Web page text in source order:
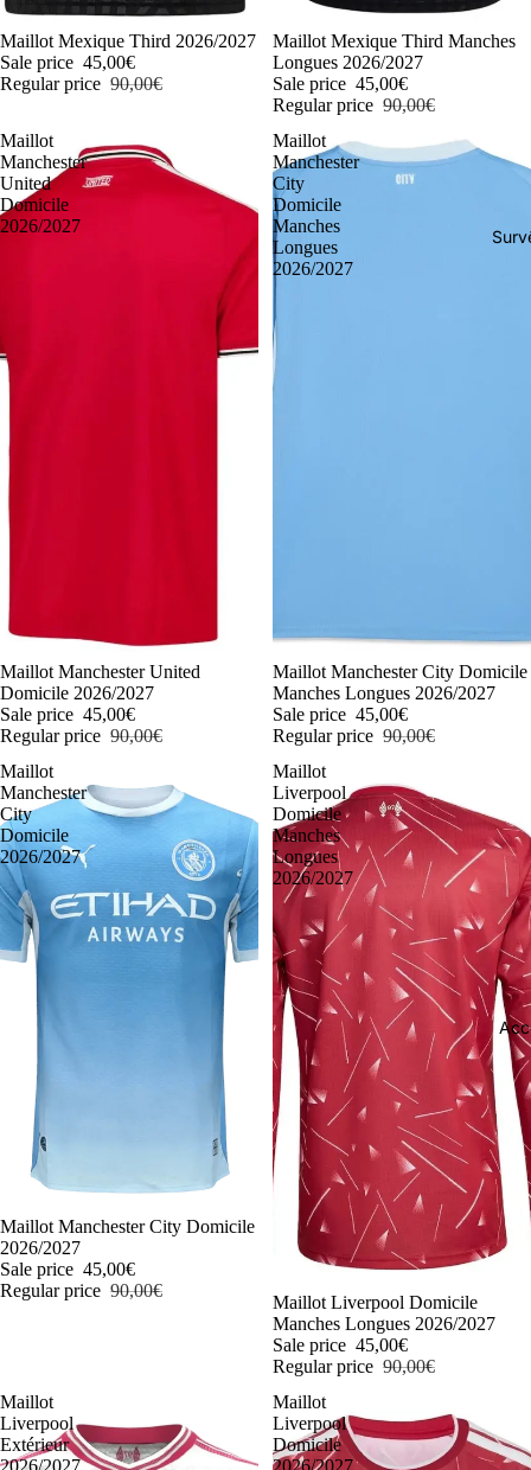
-50%
Maillot Mexique Third 2026/2027
Sale price 45,00€
Regular price 90,00€
-50%
Maillot Mexique Third Manches
Longues 2026/2027
Sale price 45,00€
Regular price 90,00€
Maillot
Manchester
United
Domicile
2026/2027
-50%
Maillot Manchester United
Domicile 2026/2027
Sale price 45,00€
Regular price 90,00€
Maillot
Manchester
City
Domicile
Manches
Longues
2026/2027
-50%
Maillot Manchester City Domicile
Manches Longues 2026/2027
Sale price 45,00€
Regular price 90,00€
Maillot
Manchester
City
Domicile
2026/2027
-50%
Maillot Manchester City Domicile
2026/2027
Sale price 45,00€
Regular price 90,00€
Maillot
Liverpool
Domicile
Manches
Longues
2026/2027
-50%
Maillot Liverpool Domicile
Manches Longues 2026/2027
Sale price 45,00€
Regular price 90,00€
Maillot
Liverpool
Extérieur
2026/2027
Maillot
Liverpool
Domicile
2026/2027